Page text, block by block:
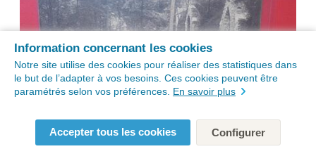
Information concernant les cookies
Notre site utilise des cookies pour réaliser des statistiques dans
le but de l’adapter à vos besoins. Ces cookies peuvent être
paramétrés selon vos préférences. En savoir plus
Accepter tous les cookies Configurer